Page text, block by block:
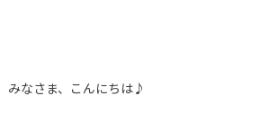
みなさま、こんにちは♪